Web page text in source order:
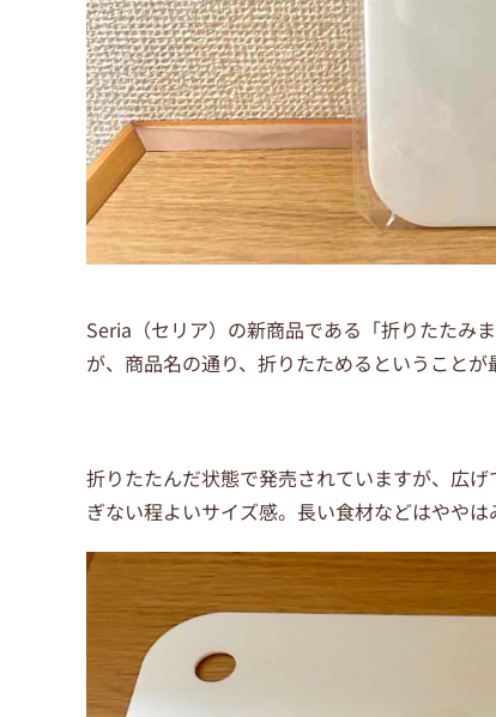
Seria（セリア）の新商品である「折りたたみ
が、商品名の通り、折りたためるということが
折りたたんだ状態で発売されていますが、広
ぎない程よいサイズ感。長い食材などはやや